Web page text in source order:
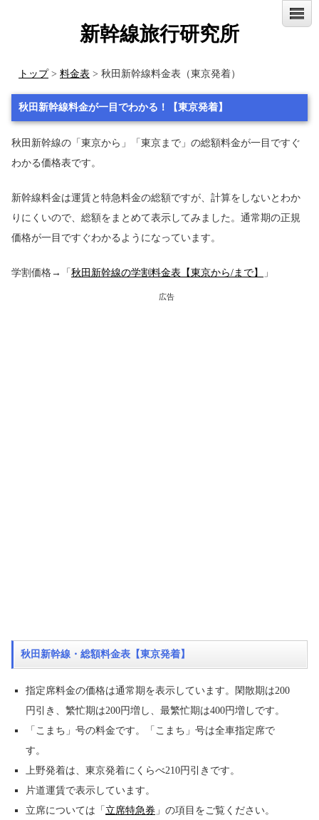
新幹線旅行研究所
トップ> 料金表 > 秋田新幹線料金表（東京発着）
秋田新幹線料金が一目でわかる！【東京発着】
秋田新幹線の「東京から」「東京まで」の総額料金が一目ですぐ
わかる価格表です。
新幹線料金は運賃と特急料金の総額ですが、計算をしないとわか
りにくいので、総額をまとめて表示してみました。通常期の正規
価格が一目ですぐわかるようになっています。
学割価格→「 秋田新幹線の学割料金表【東京から/まで】 」
広告
秋田新幹線・総額料金表【東京発着】
指定席料金の価格は通常期を表示しています。閑散期は200
円引き、繁忙期は200円増し、最繁忙期は400円増しです。
「こまち」号の料金です。「こまち」号は全車指定席で
す。
上野発着は、東京発着にくらべ210円引きです。
片道運賃で表示しています。
立席については「 立席特急券 」の項目をご覧ください。